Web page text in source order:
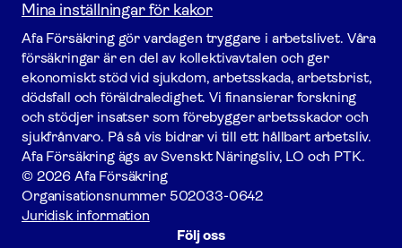
Mina inställningar för kakor
Afa För­säkring gör vardagen tryggare i arbetslivet. Våra
försäk­ringar är en del av kollektivavtalen och ger
ekonomiskt stöd vid sjukdom, arbetsskada, arbetsbrist,
dödsfall och föräldraledighet. Vi finansierar forskning
och stödjer insatser som förebygger arbets­skador och
sjukfrånvaro. På så vis bidrar vi till ett hållbart arbetsliv.
Afa För­säkring ägs av Svenskt Näringsliv, LO och PTK.
© 2026 Afa Försäkring
Organisationsnummer 502033-0642
Juridisk information
Följ oss